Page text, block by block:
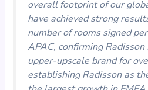
overall footprint of our
have achieved strong
number of rooms signed
APAC, confirming
upper-upscale brand for
establishing Radisson as